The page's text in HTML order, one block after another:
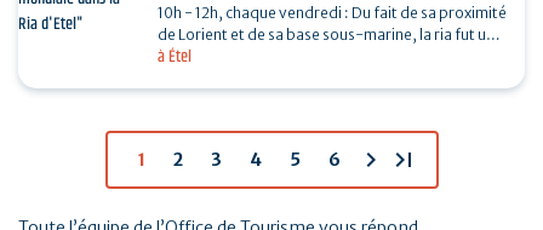
à Étel
10h - 12h, chaque vendredi : Du fait de sa proximité
de Lorient et de sa base sous-marine, la ria fut un
enjeu important de la seconde guerre mondiale.…
1 2 3 4 5 6 chevron_right last_page